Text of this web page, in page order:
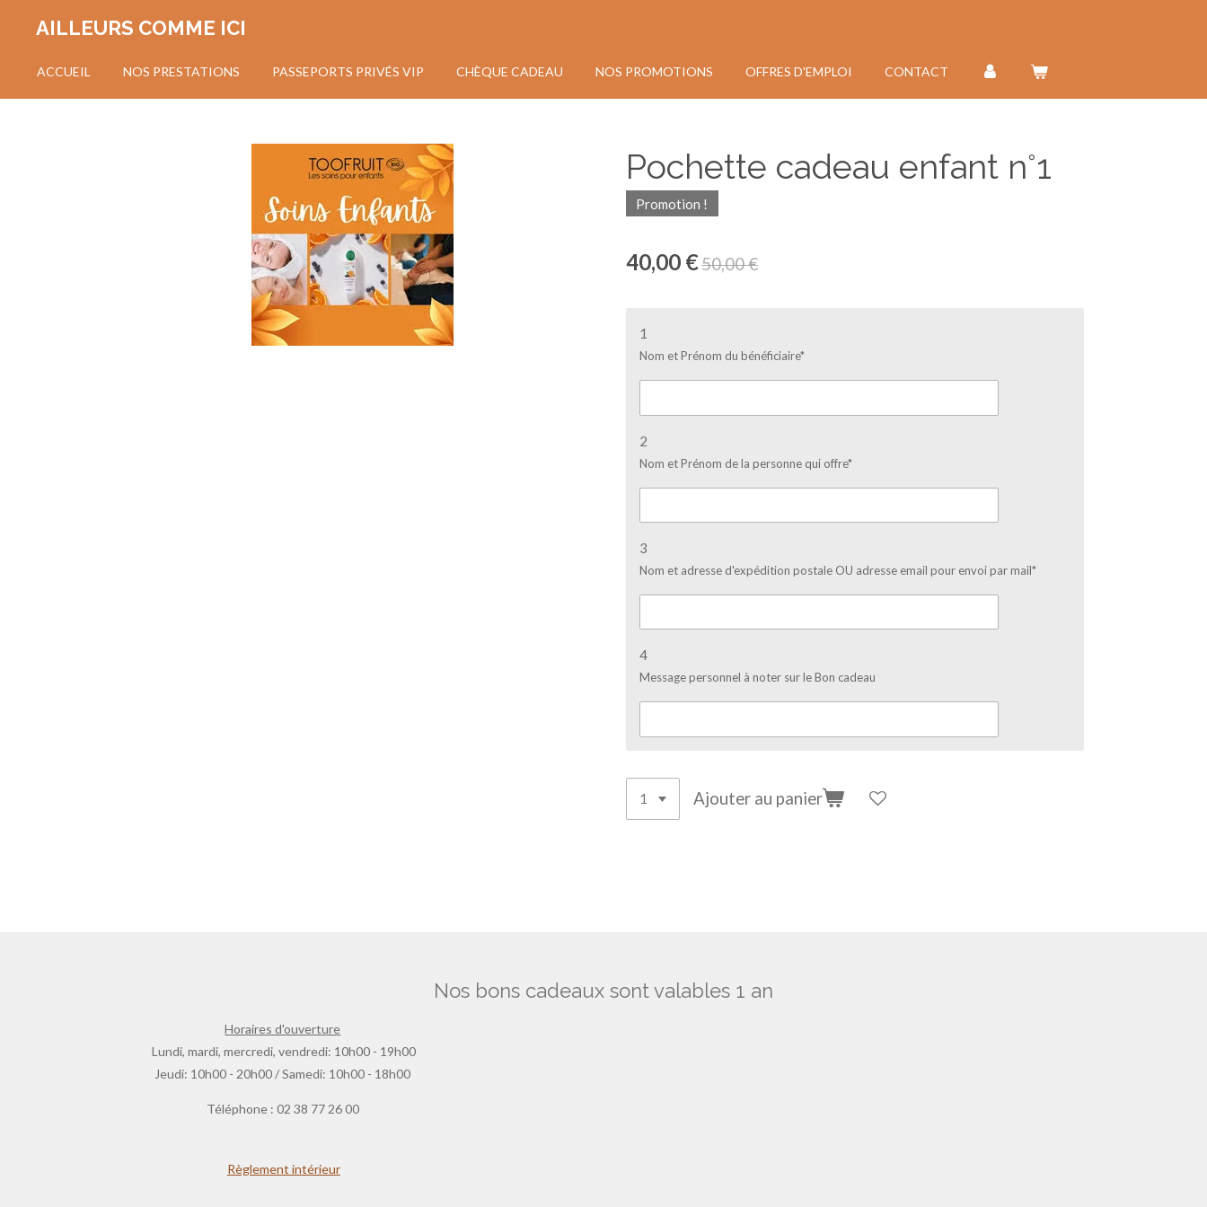
Passer
contenu
AILLEURS COMME ICI
ACCUEIL NOS PRESTATIONS PASSEPORTS PRIVÉS VIP CHÈQUE CADEAU NOS PROMOTIONS OFFRES D'EMPLOI CONTACT
Pochette cadeau enfant n°1
Promotion !
40,00 €50,00 €
1
Nom et Prénom du bénéficiaire*
2
Nom et Prénom de la personne qui offre*
3
Nom et adresse d'expédition postale OU adresse email pour envoi par mail*
4
Message personnel à noter sur le Bon cadeau
Ajouter au panier
Nos bons cadeaux sont valables 1 an
Horaires d'ouverture
Lundi, mardi, mercredi, vendredi: 10h00 - 19h00
Jeudi: 10h00 - 20h00 / Samedi: 10h00 - 18h00
Téléphone : 02 38 77 26 00
Règlement intérieur